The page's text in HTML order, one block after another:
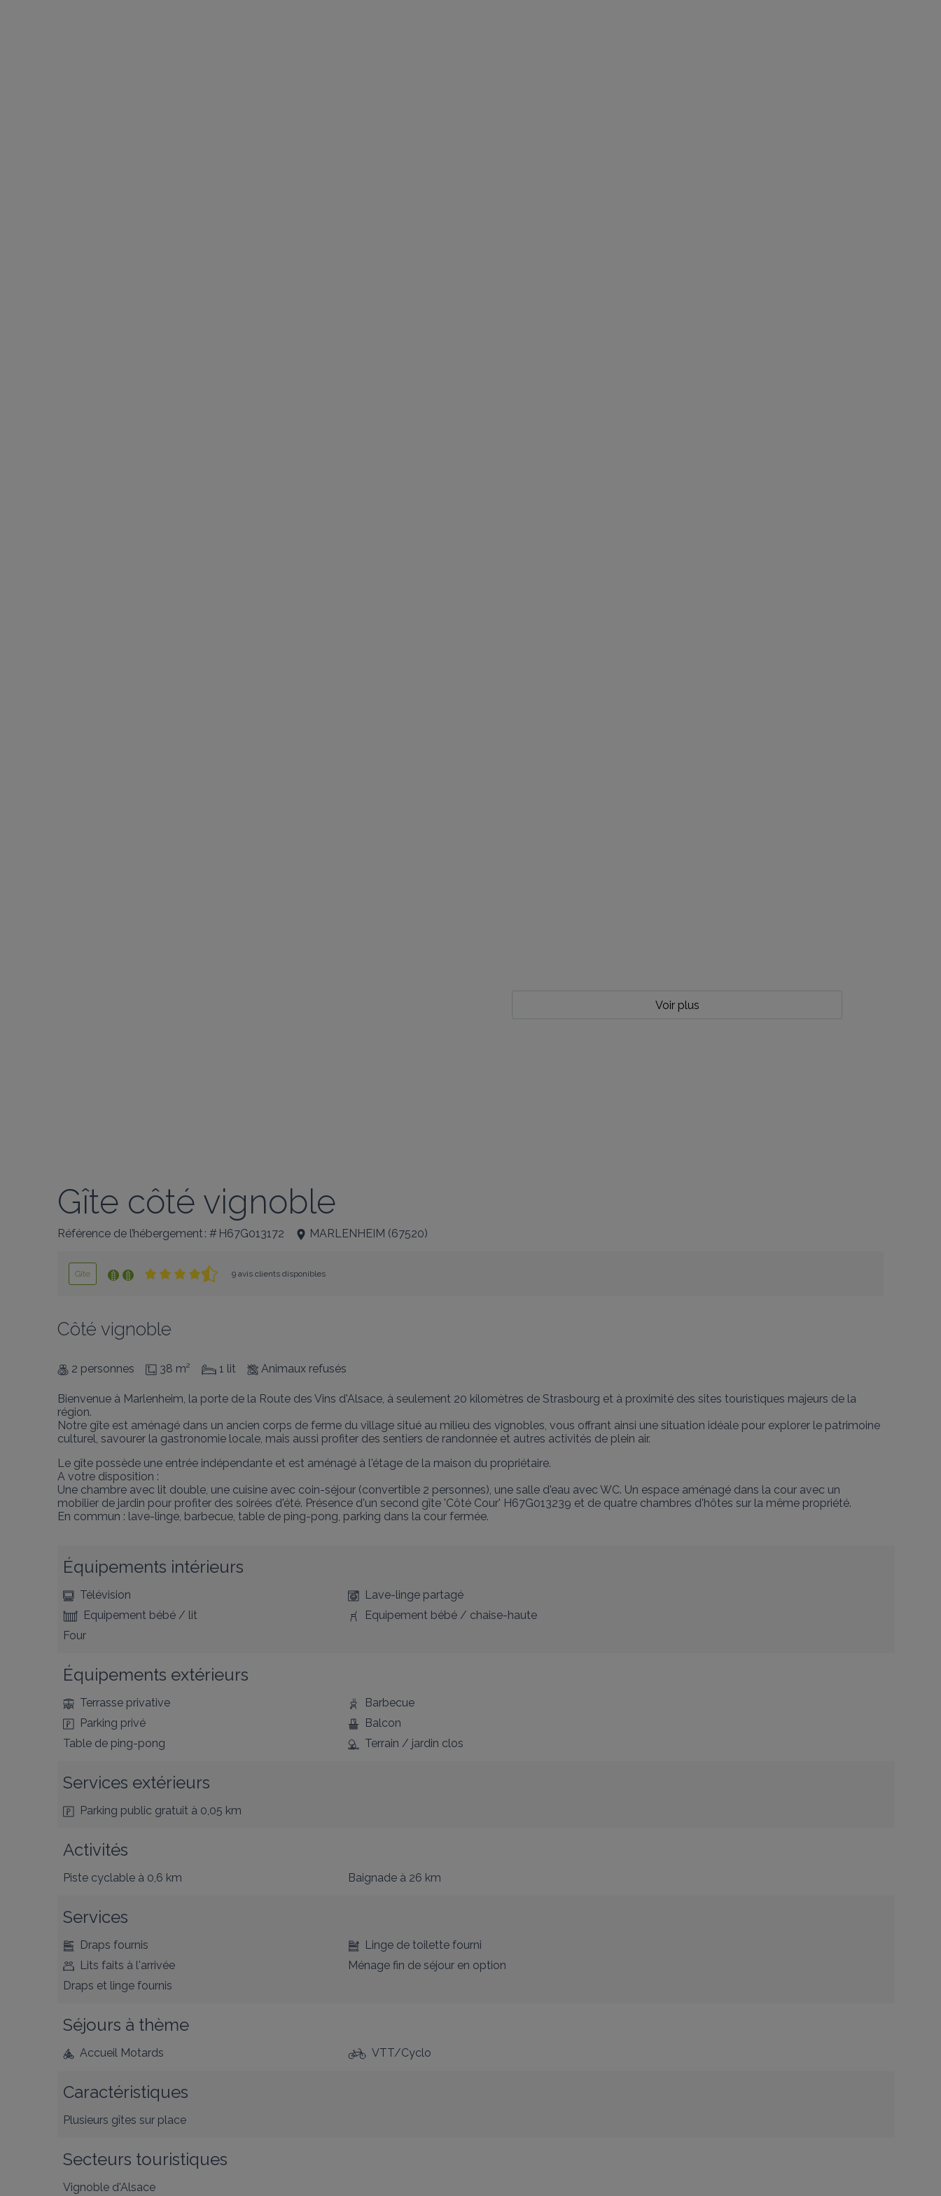
Voir plus
Gîte côté vignoble
Référence de l’hébergement : # H67G013172 MARLENHEIM (67520)
Gîte 9 avis clients disponibles
Côté vignoble
2 personnes 38 m² 1 lit Animaux refusés
Bienvenue à Marlenheim, la porte de la Route des Vins d'Alsace, à seulement 20 kilomètres de Strasbourg et à proximité des sites touristiques majeurs de la
région.
Notre gîte est aménagé dans un ancien corps de ferme du village situé au milieu des vignobles, vous offrant ainsi une situation idéale pour explorer le patrimoine
culturel, savourer la gastronomie locale, mais aussi profiter des sentiers de randonnée et autres activités de plein air.
Le gîte possède une entrée indépendante et est aménagé à l'étage de la maison du propriétaire.
A votre disposition :
Une chambre avec lit double, une cuisine avec coin-séjour (convertible 2 personnes), une salle d'eau avec WC. Un espace aménagé dans la cour avec un
mobilier de jardin pour profiter des soirées d'été. Présence d'un second gîte 'Côté Cour' H67G013239 et de quatre chambres d'hôtes sur la même propriété.
En commun : lave-linge, barbecue, table de ping-pong, parking dans la cour fermée.
Équipements intérieurs
Télévision
Lave-linge partagé
Equipement bébé / lit
Equipement bébé / chaise-haute
Four
Équipements extérieurs
Terrasse privative
Barbecue
Parking privé
Balcon
Table de ping-pong
Terrain / jardin clos
Services extérieurs
Parking public gratuit à 0,05 km
Activités
Piste cyclable à 0,6 km Baignadeà 26 km
Services
Draps fournis
Linge de toilette fourni
Lits faits à l'arrivée
Ménage fin de séjour en option
Draps et linge fournis
Séjours à thème
Accueil Motards VTT/Cyclo
Caractéristiques
Plusieurs gîtes sur place
Secteurs touristiques
Vignoble d'Alsace